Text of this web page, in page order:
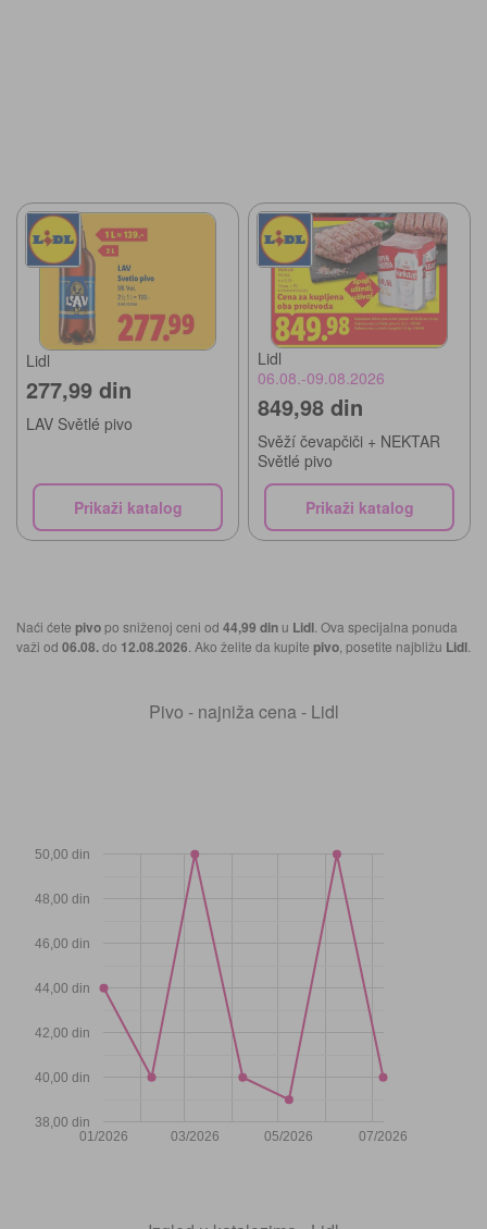
Lidl
277,99 din
LAV Světlé pivo
Prikaži katalog
Lidl
06.08.-09.08.2026
849,98 din
Svěží čevapčiči + NEKTAR
Světlé pivo
Prikaži katalog
Naći ćete pivopo sniženoj ceni od 44,99 din u Lidl . Ova specijalna ponuda
važi od 06.08.do 12.08.2026 . Ako želite da kupite pivo , posetite najbližu Lidl
Pivo - najniža cena - Lidl
01/2026 03/2026 05/2026 07/2026
38,00 din
40,00 din
42,00 din
44,00 din
46,00 din
48,00 din
50,00 din